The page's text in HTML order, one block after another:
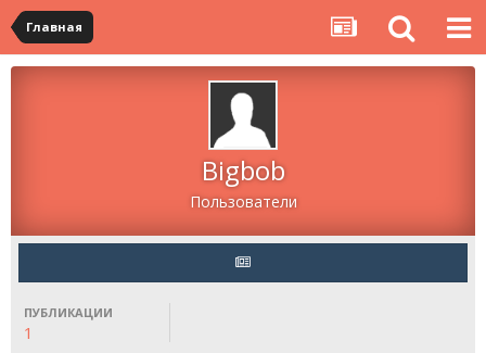
Главная
Bigbob
Пользователи
ПУБЛИКАЦИИ
1